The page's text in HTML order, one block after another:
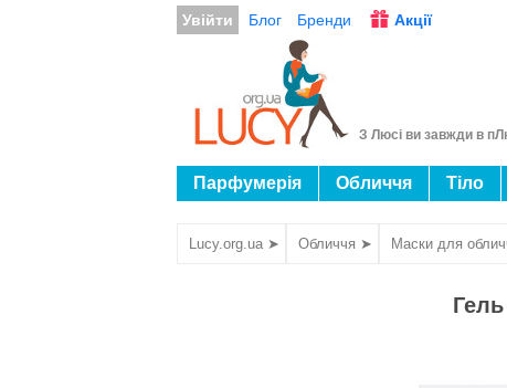
Увійти Блог Бренди Акції
З Люсі ви завжди в
Парфумерія Обличчя Тіло
Lucy.org.ua ➤ Обличчя ➤ Маски для